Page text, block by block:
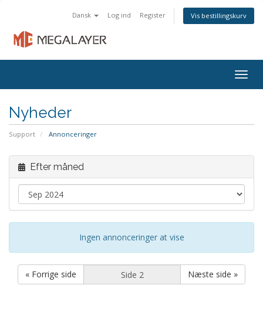
Dansk Log ind Register Vis bestillingskurv
Nyheder
Support Annonceringer
Efter måned
Ingen annonceringer at vise
« Forrige side Næste side »